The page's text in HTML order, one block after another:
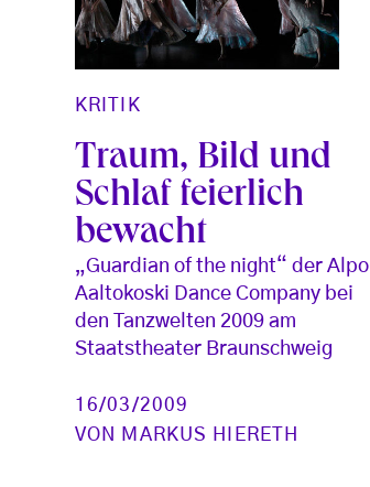
KRITIK
Traum, Bild und
Schlaf feierlich
bewacht
„Guardian of the night“ der Alpo
Aaltokoski Dance Company bei
den Tanzwelten 2009 am
Staatstheater Braunschweig
16/03/2009
VON
MARKUS HIERETH